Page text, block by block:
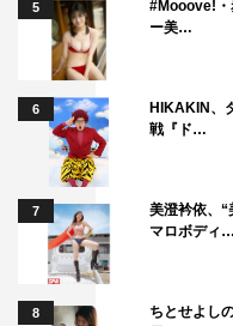
5
#Mooove!・
ー美…
6
HIKAKIN、
戦『ド…
7
美澄衿依、“
マロボディ…
8
ちとせよし